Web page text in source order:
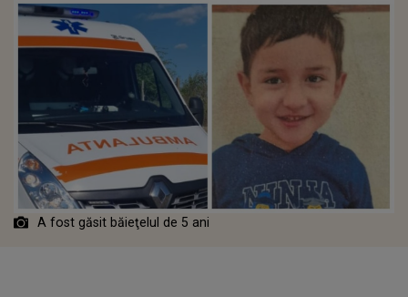
A fost găsit băieţelul de 5 ani